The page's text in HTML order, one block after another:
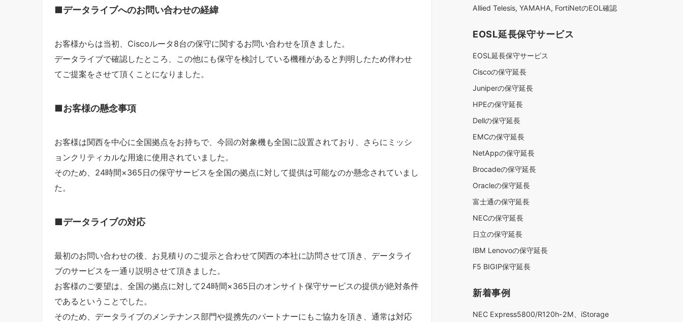
■データライブへのお問い合わせの経緯
お客様からは当初、Ciscoルータ8台の保守に関するお問い合わせを頂きました。
データライブで確認したところ、この他にも保守を検討している機種があると判明したため伴わせ
てご提案をさせて頂くことになりました。
■お客様の懸念事項
お客様は関西を中心に全国拠点をお持ちで、今回の対象機も全国に設置されており、さらにミッシ
ョンクリティカルな用途に使用されていました。
そのため、24時間×365日の保守サービスを全国の拠点に対して提供は可能なのか懸念されていまし
た。
■データライブの対応
最初のお問い合わせの後、お見積りのご提示と合わせて関西の本社に訪問させて頂き、データライ
ブのサービスを一通り説明させて頂きました。
お客様のご要望は、全国の拠点に対して24時間×365日のオンサイト保守サービスの提供が絶対条件
であるということでした。
そのため、データライブのメンテナンス部門や提携先のパートナーにもご協力を頂き、通常は対応
Allied Telesis, YAMAHA, FortiNetのEOL確認
EOSL延長保守サービス
EOSL延長保守サービス
Ciscoの保守延長
Juniperの保守延長
HPEの保守延長
Dellの保守延長
EMCの保守延長
NetAppの保守延長
Brocadeの保守延長
Oracleの保守延長
富士通の保守延長
NECの保守延長
日立の保守延長
IBM Lenovoの保守延長
F5 BIGIP保守延長
新着事例
NEC Express5800/R120h-2M、iStorage